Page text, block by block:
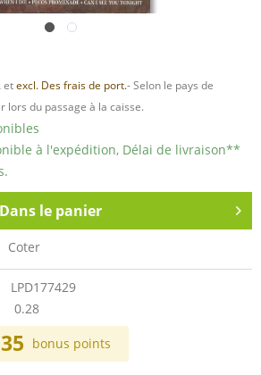
etexcl. Des frais de port.- Selon le pays de
lors du passage à la caisse.
à l'expédition, Délai de livraison**
Dans le panier
Coter
LPD177429
0.28
35 bonus points